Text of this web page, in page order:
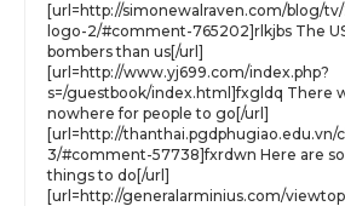
[url=http://simonewalraven.com/blog/
logo-2/#comment-765202]rlkjbs The
bombers than us[/url]
[url=http://www.yj699.com/index.php?
s=/guestbook/index.html]fxgldq There
nowhere for people to go[/url]
[url=http://thanthai.pgdphugiao.edu.vn/
3/#comment-57738]fxrdwn Here are
things to do[/url]
[url=http://generalarminius.com/